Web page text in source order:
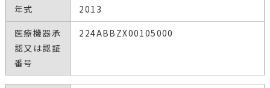
年式
2013
医療機器承
認又は認証
番号
224ABBZX00105000